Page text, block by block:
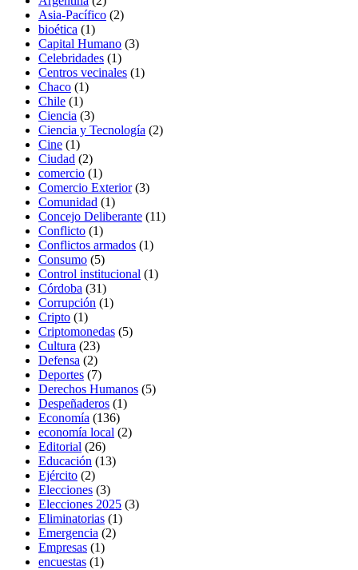
Asia-Pacífico (2)
bioética (1)
Capital Humano (3)
Celebridades (1)
Centros vecinales (1)
Chaco (1)
Chile (1)
Ciencia (3)
Ciencia y Tecnología (2)
Cine (1)
Ciudad (2)
comercio (1)
Comercio Exterior(3)
Comunidad (1)
Concejo Deliberante (11)
Conflicto (1)
Conflictos armados (1)
Consumo (5)
Control institucional (1)
Córdoba (31)
Corrupción (1)
Cripto (1)
Criptomonedas (5)
Cultura (23)
Defensa (2)
Deportes (7)
Derechos Humanos (5)
Despeñaderos (1)
Economía (136)
economía local (2)
Editorial (26)
Educación (13)
Ejército (2)
Elecciones (3)
Elecciones 2025 (3)
Eliminatorias (1)
Emergencia (2)
Empresas (1)
encuestas (1)